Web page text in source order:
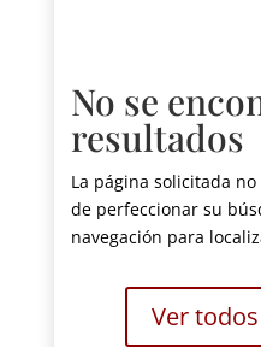
No se
resultados
La página solicitada
de perfeccionar su
navegación para
Ver